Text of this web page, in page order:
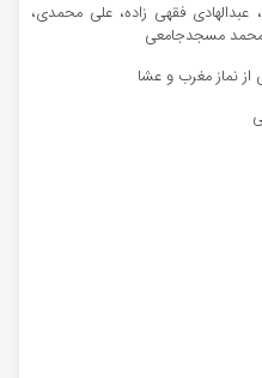
فقهی زاده، علی محمدی،
مسجدجامعی